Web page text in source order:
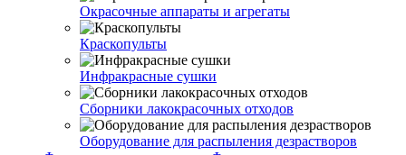
Окрасочные аппараты и агрегаты
Краскопульты
Инфракрасные сушки
Сборники лакокрасочных отходов
Оборудование для распыления дезрастворов